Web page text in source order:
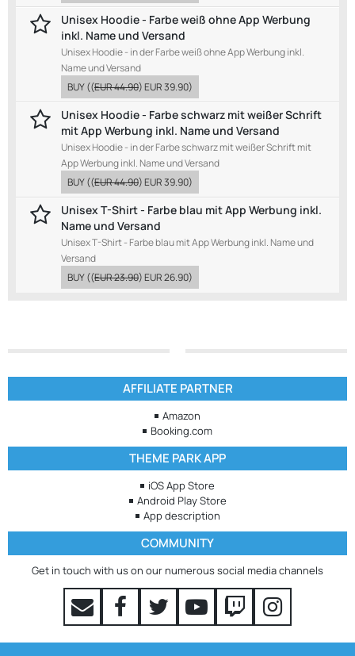
Unisex Hoodie - Farbe weiß ohne App Werbung
inkl. Name und Versand
Unisex Hoodie - in der Farbe weiß ohne App Werbung inkl.
Name und Versand
BUY((EUR 44.90)EUR 39.90)
Unisex Hoodie - Farbe schwarz mit weißer Schrift
mit App Werbung inkl. Name und Versand
Unisex Hoodie - in der Farbe schwarz mit weißer Schrift mit
App Werbung inkl. Name und Versand
BUY((EUR 44.90)EUR 39.90)
Unisex T-Shirt - Farbe blau mit App Werbung inkl.
Name und Versand
Unisex T-Shirt - Farbe blau mit App Werbung inkl. Name und
Versand
BUY((EUR 23.90)EUR 26.90)
AFFILIATE PARTNER
Amazon
Booking.com
THEME PARK APP
iOS App Store
Android Play Store
App description
COMMUNITY
Get in touch with us on our numerous social media channels